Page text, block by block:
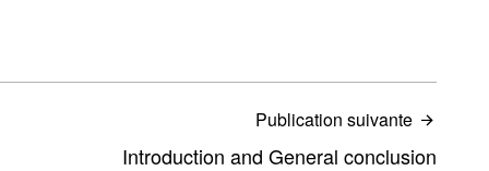
Publication suivante
Introduction and General conclusion